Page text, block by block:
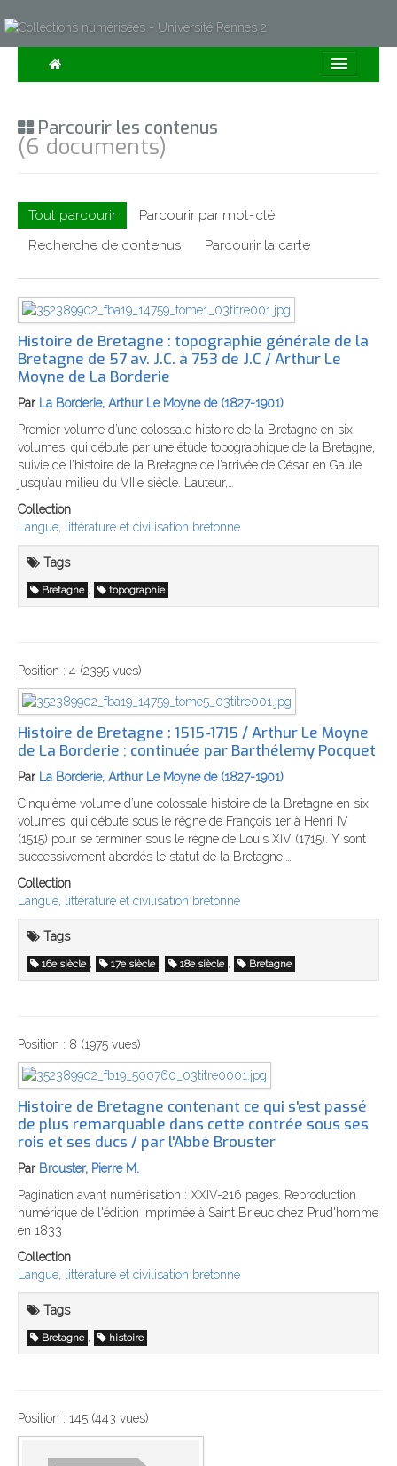
Collections
Expositions
À propos
Recherche avancée
Parcourir les contenus
(6 documents)
Tout parcourir
Parcourir par mot-clé
Recherche de contenus
Parcourir la carte
Histoire de Bretagne : topographie générale de la
Bretagne de 57 av. J.C. à 753 de J.C / Arthur Le
Moyne de La Borderie
Par La Borderie, Arthur Le Moyne de (1827-1901)
Premier volume d’une colossale histoire de la Bretagne en six
volumes, qui débute par une étude topographique de la Bretagne,
suivie de l’histoire de la Bretagne de l’arrivée de César en Gaule
jusqu’au milieu du VIIIe siècle. L’auteur,…
Collection
Langue, littérature et civilisation bretonne
Tags
Bretagne , topographie
Position : 4 (2395 vues)
Histoire de Bretagne : 1515-1715 / Arthur Le Moyne
de La Borderie ; continuée par Barthélemy Pocquet
Par La Borderie, Arthur Le Moyne de (1827-1901)
Cinquième volume d’une colossale histoire de la Bretagne en six
volumes, qui débute sous le règne de François 1er à Henri IV
(1515) pour se terminer sous le règne de Louis XIV (1715). Y sont
successivement abordés le statut de la Bretagne,…
Collection
Langue, littérature et civilisation bretonne
Tags
16e siècle , 17e siècle , 18e siècle , Bretagne
Position : 8 (1975 vues)
Histoire de Bretagne contenant ce qui s'est passé
de plus remarquable dans cette contrée sous ses
rois et ses ducs / par l'Abbé Brouster
Par Brouster, Pierre M.
Pagination avant numérisation : XXIV-216 pages. Reproduction
numérique de l'édition imprimée à Saint Brieuc chez Prud'homme
en 1833
Collection
Langue, littérature et civilisation bretonne
Tags
Bretagne , histoire
Position : 145 (443 vues)